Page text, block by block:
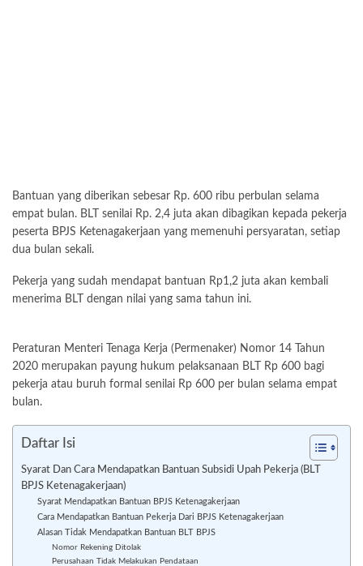
Bantuan yang diberikan sebesar Rp. 600 ribu perbulan selama
empat bulan. BLT senilai Rp. 2,4 juta akan dibagikan kepada pekerja
peserta BPJS Ketenagakerjaan yang memenuhi persyaratan, setiap
dua bulan sekali.
Pekerja yang sudah mendapat bantuan Rp1,2 juta akan kembali
menerima BLT dengan nilai yang sama tahun ini.
Peraturan Menteri Tenaga Kerja (Permenaker) Nomor 14 Tahun
2020 merupakan payung hukum pelaksanaan BLT Rp 600 bagi
pekerja atau buruh formal senilai Rp 600 per bulan selama empat
bulan.
Daftar Isi
Syarat Dan Cara Mendapatkan Bantuan Subsidi Upah Pekerja (BLT
BPJS Ketenagakerjaan)
Syarat Mendapatkan Bantuan BPJS Ketenagakerjaan
Cara Mendapatkan Bantuan Pekerja Dari BPJS Ketenagakerjaan
Alasan Tidak Mendapatkan Bantuan BLT BPJS
Nomor Rekening Ditolak
Perusahaan Tidak Melakukan Pendataan